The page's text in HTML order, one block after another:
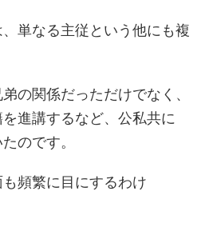
単なる主従という他にも複
の関係だっただけでなく、
進講するなど、公私共に
のです。
頻繁に目にするわけ